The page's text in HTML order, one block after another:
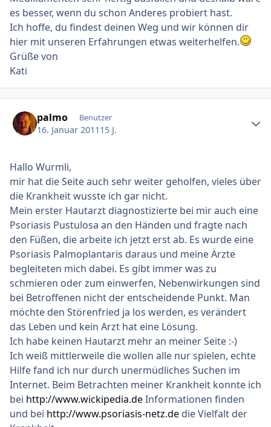
es besser, wenn du schon Anderes probiert hast.
Ich hoffe, du findest deinen Weg und wir können dir
hier mit unseren Erfahrungen etwas weiterhelfen.
Grüße von
Kati
palmo Benutzer
16. Januar 2011 15 J.
Hallo Wurmli,
mir hat die Seite auch sehr weiter geholfen, vieles über
die Krankheit wusste ich gar nicht.
Mein erster Hautarzt diagnostizierte bei mir auch eine
Psoriasis Pustulosa an den Händen und fragte nach
den Füßen, die arbeite ich jetzt erst ab. Es wurde eine
Psoriasis Palmoplantaris daraus und meine Ärzte
begleiteten mich dabei. Es gibt immer was zu
schmieren oder zum einwerfen, Nebenwirkungen sind
bei Betroffenen nicht der entscheidende Punkt. Man
möchte den Störenfried ja los werden, es verändert
das Leben und kein Arzt hat eine Lösung.
Ich habe keinen Hautarzt mehr an meiner Seite :-)
Ich weiß mittlerweile die wollen alle nur spielen, echte
Hilfe fand ich nur durch unermüdliches Suchen im
Internet. Beim Betrachten meiner Krankheit konnte ich
bei http://www.wickipedia.deInformationen finden
und bei http://www.psoriasis-netz.de die Vielfalt der